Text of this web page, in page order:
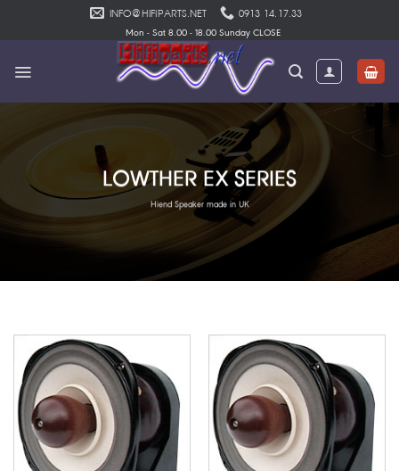
INFO@HIFIPARTS.NET 0913 14.17.33
Mon - Sat 8.00 - 18.00 Sunday CLOSE
LOWTHER EX SERIES
Hiend Speaker made in UK